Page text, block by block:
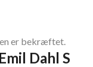
er bekræftet.
Dahl S